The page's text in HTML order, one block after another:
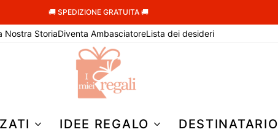
🚚 SPEDIZIONE GRATUITA 🚚
Nostra StoriaDiventa AmbasciatoreLista dei desideri
IDEE REGALO DESTINATARIO